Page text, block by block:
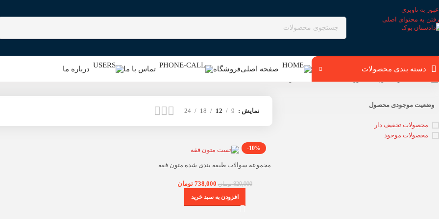
عبور به ناوبری
رفتن به محتوای اصلی
دسته بندی محصولات صفحه اصلیفروشگاه تماس با ما درباره ما
وضعیت موجودی محصول
محصولات تخفیف دار
محصولات موجود
نمایش 9
12
18
24
-10%
مجموعه سوالات طبقه بندی شده متون فقه
820,000 تومان 738,000 تومان
افزودن به سبد خرید